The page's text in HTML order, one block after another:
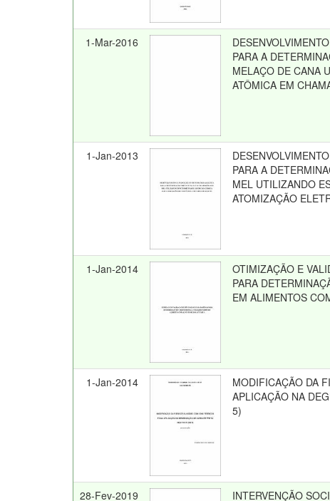
1-Mar-2016
PARA A
MELAÇO DE CANA
ATÔMICA EM
1-Jan-2013
PARA A
MEL UTILIZANDO
ATOMIZAÇÃO
1-Jan-2014
OTIMIZAÇÃO E
PARA
EM ALIMENTOS
1-Jan-2014
MODIFICAÇÃO DA
APLICAÇÃO NA
5)
28-Fev-2019
INTERVENÇÃO